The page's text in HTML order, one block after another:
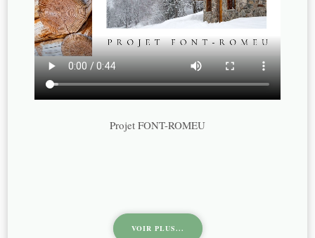
Projet FONT-ROMEU
VOIR PLUS...